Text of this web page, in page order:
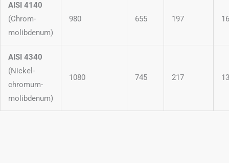
AISI 4140
(Chrom-
molibdenum)
980 655 197
AISI 4340
(Nickel-
chromum-
molibdenum)
1080 745 217